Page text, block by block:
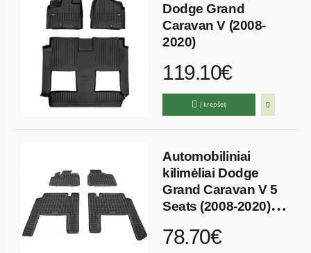
Dodge Grand
Caravan V (2008-
2020)
119.10€
Į krepšelį
Automobiliniai
kilimėliai Dodge
Grand Caravan V 5
Seats (2008-2020)
78.70€